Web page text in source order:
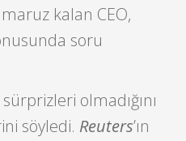
kalan CEO,
soru
olmadığını
söyledi. Reuters’ın